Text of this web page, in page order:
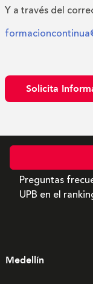
Y a través del
Solicita
Preguntas
UPB en el
Medellín